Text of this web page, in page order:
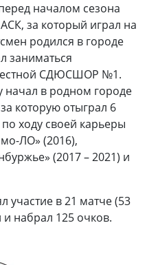
началом сезона
за который играл на
родился в городе
заниматься
СДЮСШОР №1.
начал в родном городе
которую отыграл 6
ходу своей карьеры
ЛО» (2016),
(2017 – 2021) и
в 21 матче (53
набрал 125 очков.